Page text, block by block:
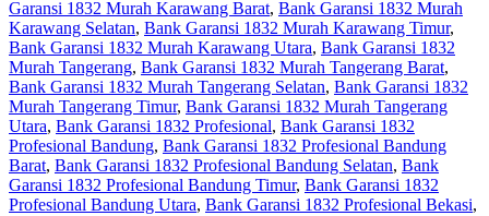
Garansi 1832 Murah Karawang Barat, Bank Garansi 1832 Murah
Karawang Selatan, Bank Garansi 1832 Murah Karawang Timur,
Bank Garansi 1832 Murah Karawang Utara, Bank Garansi 1832
Murah Tangerang, Bank Garansi 1832 Murah Tangerang Barat,
Bank Garansi 1832 Murah Tangerang Selatan, Bank Garansi 1832
Murah Tangerang Timur, Bank Garansi 1832 Murah Tangerang
Utara, Bank Garansi 1832 Profesional, Bank Garansi 1832
Profesional Bandung, Bank Garansi 1832 Profesional Bandung
Barat, Bank Garansi 1832 Profesional Bandung Selatan, Bank
Garansi 1832 Profesional Bandung Timur, Bank Garansi 1832
Profesional Bandung Utara, Bank Garansi 1832 Profesional Bekasi,